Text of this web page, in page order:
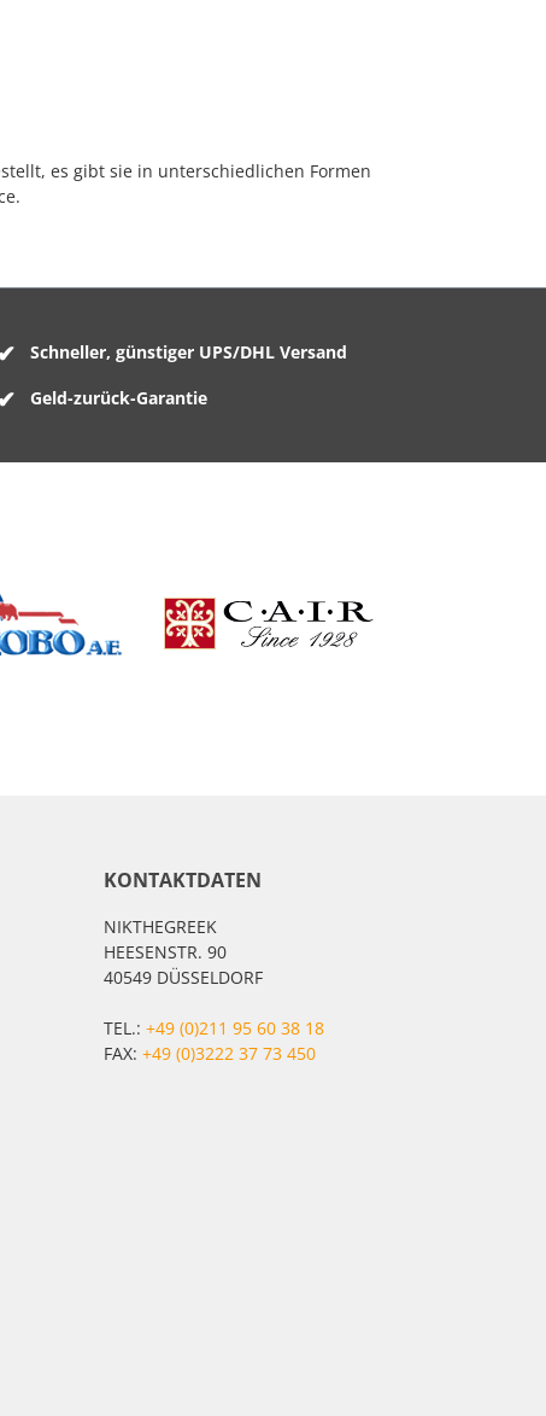
es gibt sie in unterschiedlichen Formen
Schneller, günstiger UPS/DHL Versand
Geld-zurück-Garantie
KONTAKTDATEN
NIKTHEGREEK
HEESENSTR. 90
40549 DÜSSELDORF
TEL.: +49 (0)211 95 60 38 18
FAX: +49 (0)3222 37 73 450